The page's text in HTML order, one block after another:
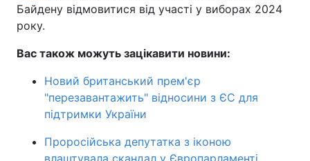
Байдену відмовитися від участі у виборах 2024
року.
Вас також можуть зацікавити новини:
Новий британський прем'єр
"перезавантажить" відносини з ЄС для
підтримки України
Проросійська депутатка з іконою
влаштувала скандал у Європарламенті